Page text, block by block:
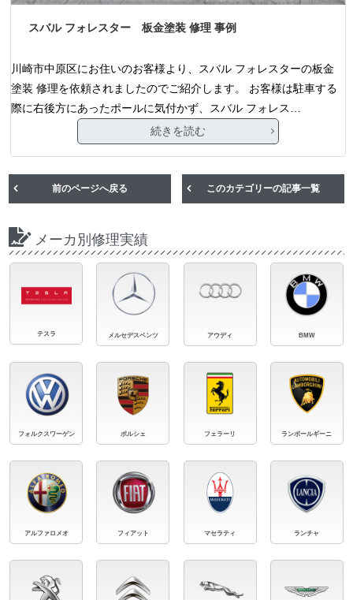
スバル フォレスター 板金塗装 修理 事例
川崎市中原区にお住いのお客様より、スバル フォレスターの板金
塗装 修理を依頼されましたのでご紹介します。 お客様は駐車する
際に右後方にあったポールに気付かず、スバル フォレス…
続きを読む
前のページへ戻る このカテゴリーの記事一覧
メーカ別修理実績
テスラ メルセデスベンツ アウディ BMW
フォルクスワーゲン ポルシェ フェラーリ ランボールギーニ
アルファロメオ フィアット マセラティ ランチャ